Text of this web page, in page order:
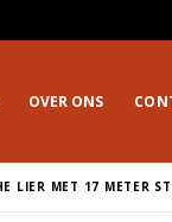
OVER ONS
LIER MET 17 METER